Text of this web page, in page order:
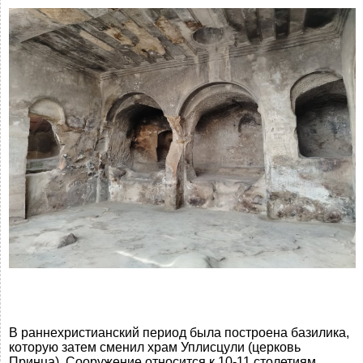
В раннехристианский период была построена базилика,
которую затем сменил храм Уплисцули (церковь